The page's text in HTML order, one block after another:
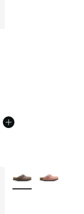
Plus de couleurs